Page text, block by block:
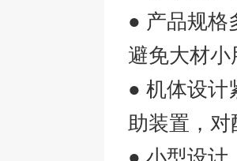
● 产品规格
避免大材小
● 机体设计
助装置，